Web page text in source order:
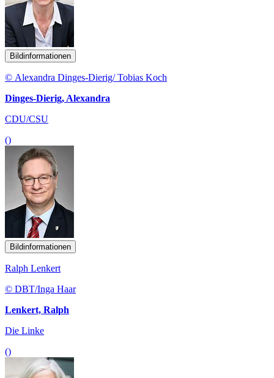
Bildinformationen
© Alexandra Dinges-Dierig/ Tobias Koch
Dinges-Dierig, Alexandra
CDU/CSU
()
Bildinformationen
Ralph Lenkert
© DBT/Inga Haar
Lenkert, Ralph
Die Linke
()